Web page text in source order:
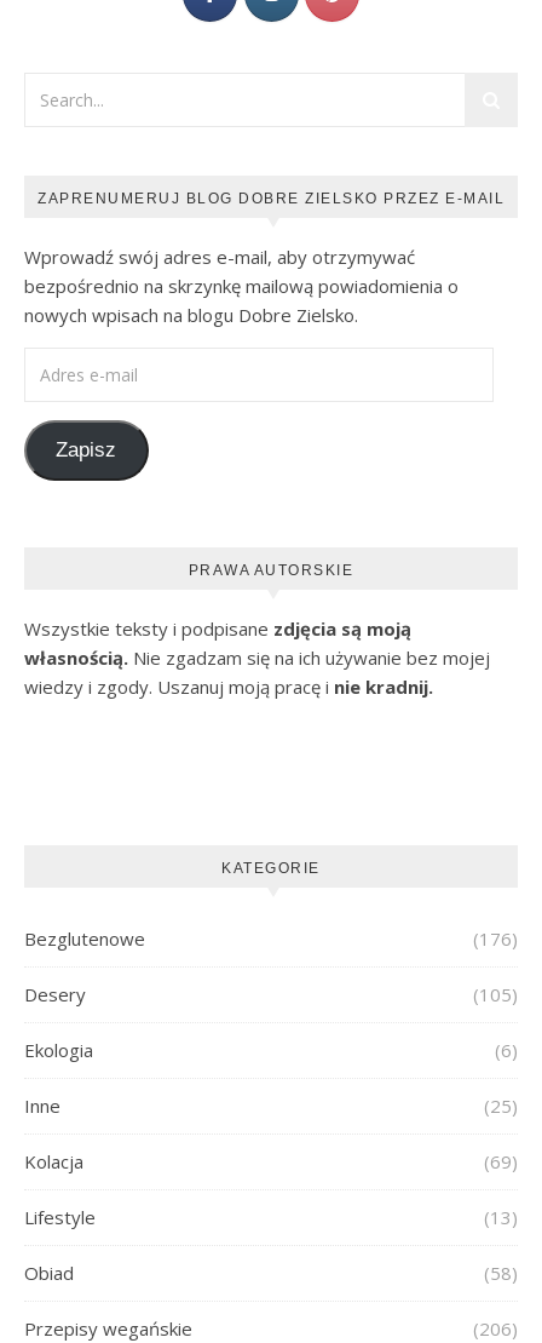
ZAPRENUMERUJ BLOG DOBRE ZIELSKO PRZEZ E-MAIL
Wprowadź swój adres e-mail, aby otrzymywać
bezpośrednio na skrzynkę mailową powiadomienia o
nowych wpisach na blogu Dobre Zielsko.
Zapisz
PRAWA AUTORSKIE
Wszystkie teksty i podpisane zdjęcia są moją
własnością. Nie zgadzam się na ich używanie bez mojej
wiedzy i zgody. Uszanuj moją pracę i nie kradnij.
KATEGORIE
Bezglutenowe (176)
Desery (105)
Ekologia (6)
Inne (25)
Kolacja (69)
Lifestyle (13)
Obiad (58)
Przepisy wegańskie (206)